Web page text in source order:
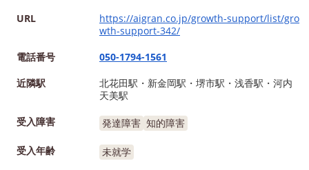
URL
https://aigran.co.jp/growth-support/list/gro
wth-support-342/
電話番号
050-1794-1561
近隣駅
北花田駅・新金岡駅・堺市駅・浅香駅・河内
天美駅
受入障害
発達障害 知的障害
受入年齢 未就学